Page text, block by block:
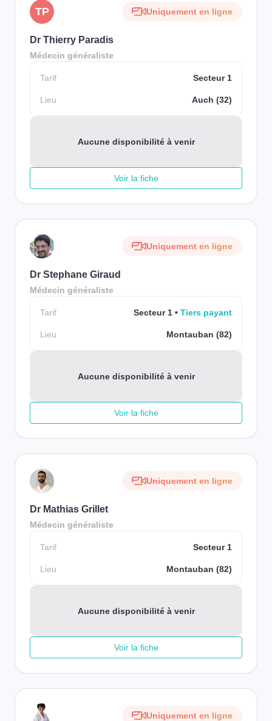
TP Uniquement en ligne
Dr Thierry Paradis
Médecin généraliste
Tarif Secteur 1
Lieu Auch (32)
Aucune disponibilité à venir
Voir la fiche
Uniquement en ligne
Dr Stephane Giraud
Médecin généraliste
Tarif Secteur 1 Tiers payant
Lieu Montauban (82)
Aucune disponibilité à venir
Voir la fiche
Uniquement en ligne
Dr Mathias Grillet
Médecin généraliste
Tarif Secteur 1
Lieu Montauban (82)
Aucune disponibilité à venir
Voir la fiche
Uniquement en ligne